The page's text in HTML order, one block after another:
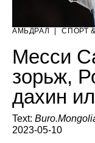
АМЬДРАЛ СПОРТ
Месси
зорьж,
дахин
Text:
2023-05-10